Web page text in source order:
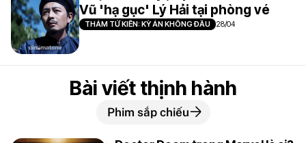
Vũ 'hạ gục' Lý Hải tại phòng vé
THÁM TỬ KIÊN: KỲ ÁN KHÔNG ĐẦU 28/04
Bài viết thịnh hành
Phim sắp chiếu